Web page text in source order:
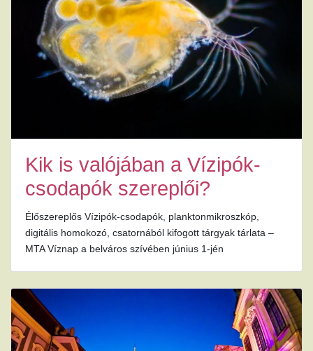
Kik is valójában a Vízipók-
csodapók szereplői?
Élőszereplős Vízipók-csodapók, planktonmikroszkóp,
digitális homokozó, csatornából kifogott tárgyak tárlata –
MTA Víznap a belváros szívében június 1-jén